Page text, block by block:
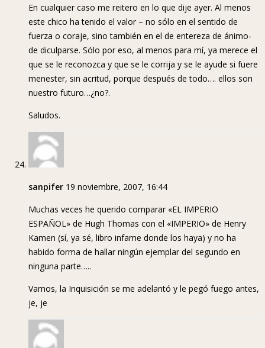
En cualquier caso me reitero en lo que dije ayer. Al menos
este chico ha tenido el valor – no sólo en el sentido de
fuerza o coraje, sino también en el de entereza de ánimo-
de diculparse. Sólo por eso, al menos para mí, ya merece el
que se le reconozca y que se le corrija y se le ayude si fuere
menester, sin acritud, porque después de todo…. ellos son
nuestro futuro…¿no?.
Saludos.
sanpifer 19 noviembre, 2007, 16:44
Muchas veces he querido comparar «EL IMPERIO
ESPAÑOL» de Hugh Thomas con el «IMPERIO» de Henry
Kamen (sí, ya sé, libro infame donde los haya) y no ha
habido forma de hallar ningún ejemplar del segundo en
ninguna parte…..
Vamos, la Inquisición se me adelantó y le pegó fuego antes,
je, je